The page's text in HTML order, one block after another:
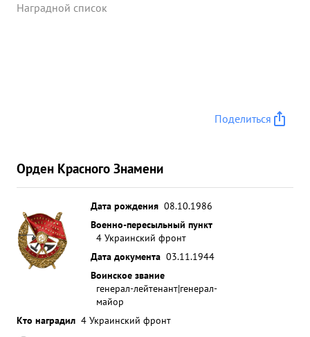
Наградной список
Поделиться
Орден Красного Знамени
Дата рождения 08.10.1986
Военно-пересыльный пункт
4 Украинский фронт
Дата документа 03.11.1944
Воинское звание
генерал-лейтенант|генерал-
майор
Кто наградил 4 Украинский фронт